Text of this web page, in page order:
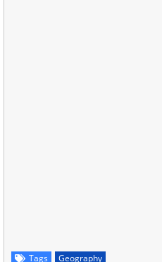
Tags Geography